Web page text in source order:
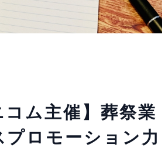
コム主催】葬祭業
プロモーション力